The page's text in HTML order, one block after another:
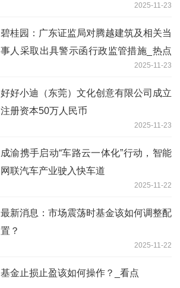
2025-11-23
碧桂园：广东证监局对腾越建筑及相关当
事人采取出具警示函行政监管措施_热点
2025-11-23
好好小迪（东莞）文化创意有限公司成立
注册资本50万人民币
2025-11-23
成渝携手启动“车路云一体化”行动，智能
网联汽车产业驶入快车道
2025-11-22
最新消息：市场震荡时基金该如何调整配
置？
2025-11-22
基金止损止盈该如何操作？_看点